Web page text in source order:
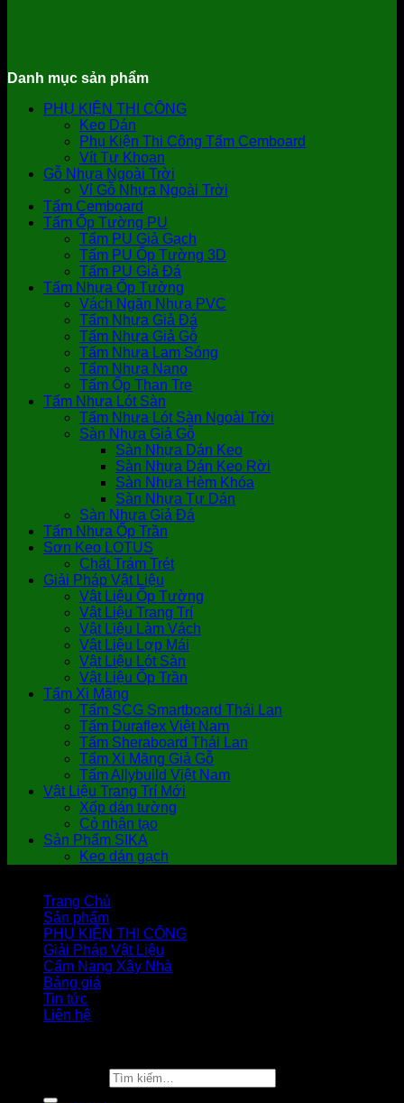
Danh mục sản phẩm
PHỤ KIỆN THI CÔNG
Keo Dán
Phụ Kiện Thi Công Tấm Cemboard
Vít Tự Khoan
Gỗ Nhựa Ngoài Trời
Vỉ Gỗ Nhựa Ngoài Trời
Tấm Cemboard
Tấm Ốp Tường PU
Tấm PU Giả Gạch
Tấm PU Ốp Tường 3D
Tấm PU Giả Đá
Tấm Nhựa Ốp Tường
Vách Ngăn Nhựa PVC
Tấm Nhựa Giả Đá
Tấm Nhựa Giả Gỗ
Tấm Nhựa Lam Sóng
Tấm Nhựa Nano
Tấm Ốp Than Tre
Tấm Nhựa Lót Sàn
Tấm Nhựa Lót Sàn Ngoài Trời
Sàn Nhựa Giả Gỗ
Sàn Nhựa Dán Keo
Sàn Nhựa Dán Keo Rời
Sàn Nhựa Hèm Khóa
Sàn Nhựa Tự Dán
Sàn Nhựa Giả Đá
Tấm Nhựa Ốp Trần
Sơn Keo LOTUS
Chất Trám Trét
Giải Pháp Vật Liệu
Vật Liệu Ốp Tường
Vật Liệu Trang Trí
Vật Liệu Làm Vách
Vật Liệu Lợp Mái
Vật Liệu Lót Sàn
Vật Liệu Ốp Trần
Tấm Xi Măng
Tấm SCG Smartboard Thái Lan
Tấm Duraflex Việt Nam
Tấm Sheraboard Thái Lan
Tấm Xi Măng Giả Gỗ
Tấm Allybuild Việt Nam
Vật Liệu Trang Trí Mới
Xốp dán tường
Cỏ nhân tạo
Sản Phẩm SIKA
Keo dán gạch
Trang Chủ
Sản phẩm
PHỤ KIỆN THI CÔNG
Giải Pháp Vật Liệu
Cẩm Nang Xây Nhà
Bảng giá
Tin tức
Liên hệ